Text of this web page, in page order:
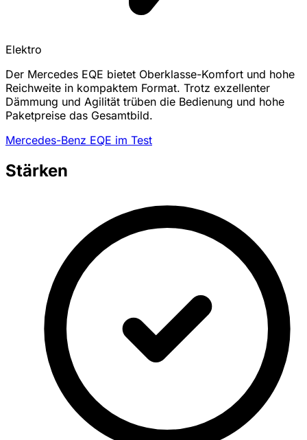
Elektro
Der Mercedes EQE bietet Oberklasse-Komfort und hohe
Reichweite in kompaktem Format. Trotz exzellenter
Dämmung und Agilität trüben die Bedienung und hohe
Paketpreise das Gesamtbild.
Mercedes-Benz EQE im Test
Stärken